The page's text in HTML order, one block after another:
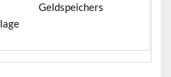
Geldspeichers